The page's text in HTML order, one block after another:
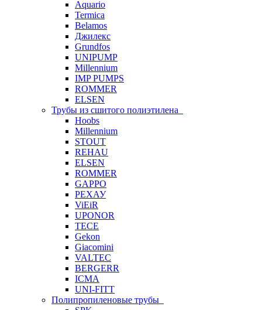
Aquario
Termica
Belamos
Джилекс
Grundfos
UNIPUMP
Millennium
IMP PUMPS
ROMMER
ELSEN
Трубы из сшитого полиэтилена
Hoobs
Millennium
STOUT
REHAU
ELSEN
ROMMER
GAPPO
РЕХАУ
ViEiR
UPONOR
TECE
Gekon
Giacomini
VALTEC
BERGERR
ICMA
UNI-FITT
Полипропиленовые трубы